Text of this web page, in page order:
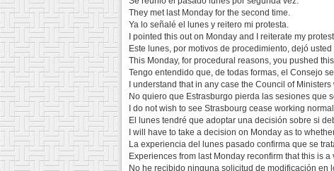
They met last Monday for the second time.
Ya lo señalé el lunes y reitero mi protesta.
I pointed this out on Monday and I reiterate my
Este lunes, por motivos de procedimiento, dejó
This Monday, for procedural reasons, you pushed
Tengo entendido que, de todas formas, el Consejo
I understand that in any case the Council of
No quiero que Estrasburgo pierda las sesiones que
I do not wish to see Strasbourg cease working
El lunes tendré que adoptar una decisión sobre si
I will have to take a decision on Monday as to
La experiencia del lunes pasado confirma que se
Experiences from last Monday reconfirm that this is
No he recibido ninguna solicitud de modificación en